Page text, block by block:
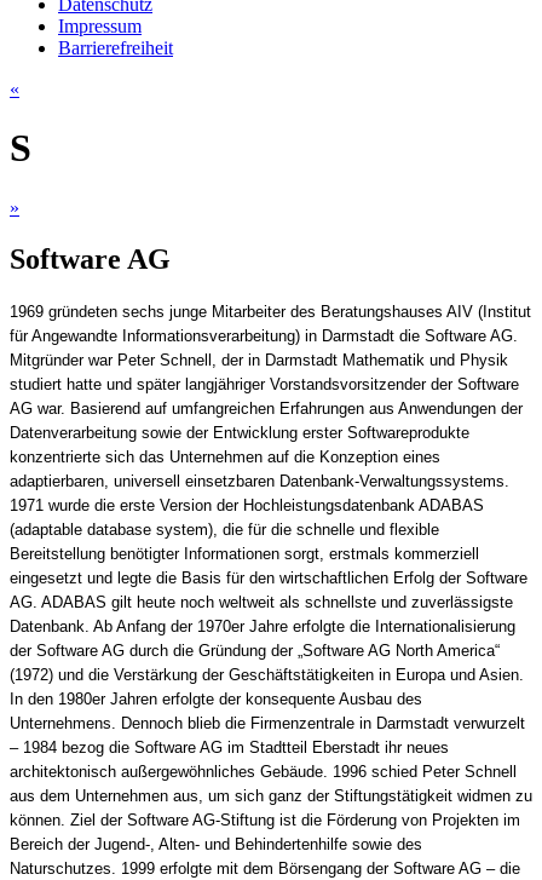
Impressum
Barrierefreiheit
«
S
»
Software AG
1969 gründeten sechs junge Mitarbeiter des Beratungshauses AIV (Institut
für Angewandte Informationsverarbeitung) in Darmstadt die Software AG.
Mitgründer war Peter Schnell, der in Darmstadt Mathematik und Physik
studiert hatte und später langjähriger Vorstandsvorsitzender der Software
AG war. Basierend auf umfangreichen Erfahrungen aus Anwendungen der
Datenverarbeitung sowie der Entwicklung erster Softwareprodukte
konzentrierte sich das Unternehmen auf die Konzeption eines
adaptierbaren, universell einsetzbaren Datenbank-Verwaltungssystems.
1971 wurde die erste Version der Hochleistungsdatenbank ADABAS
(adaptable database system), die für die schnelle und flexible
Bereitstellung benötigter Informationen sorgt, erstmals kommerziell
eingesetzt und legte die Basis für den wirtschaftlichen Erfolg der Software
AG. ADABAS gilt heute noch weltweit als schnellste und zuverlässigste
Datenbank. Ab Anfang der 1970er Jahre erfolgte die Internationalisierung
der Software AG durch die Gründung der „Software AG North America“
(1972) und die Verstärkung der Geschäftstätigkeiten in Europa und Asien.
In den 1980er Jahren erfolgte der konsequente Ausbau des
Unternehmens. Dennoch blieb die Firmenzentrale in Darmstadt verwurzelt
– 1984 bezog die Software AG im Stadtteil Eberstadt ihr neues
architektonisch außergewöhnliches Gebäude. 1996 schied Peter Schnell
aus dem Unternehmen aus, um sich ganz der Stiftungstätigkeit widmen zu
können. Ziel der Software AG-Stiftung ist die Förderung von Projekten im
Bereich der Jugend-, Alten- und Behindertenhilfe sowie des
Naturschutzes. 1999 erfolgte mit dem Börsengang der Software AG – die